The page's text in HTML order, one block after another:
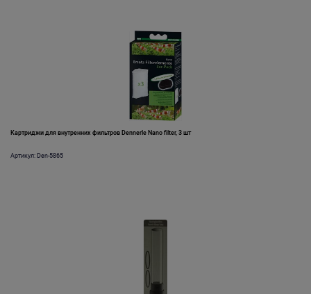
Картриджи для внутренних фильтров Dennerle Nano filter, 3 шт
Артикул: Den-5865